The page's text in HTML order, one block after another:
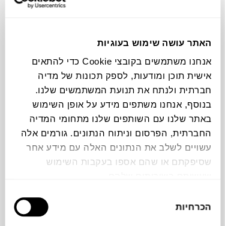
האתר עושה שימוש בעוגיות
אנחנו משתמשים בקובצי Cookie כדי להתאים
אישית תוכן ומודעות, לספק תכונות של מדיה
חברתית ולנתח את תנועת המשתמשים שלנו.
בנוסף, אנחנו משתפים מידע על אופן השימוש
באתר שלנו עם השותפים שלנו מתחומי המדיה
החברתית, הפרסום וניתוח הנתונים. גורמים אלה
עשויים לשלב את הנתונים האלה עם מידע אחר
שסיפקתם או שהם אספו בעקבות השימוש
הסכמה
הכרחיות
להדמיית AI Design
תוכלו למצוא אותי ב:
צבעים